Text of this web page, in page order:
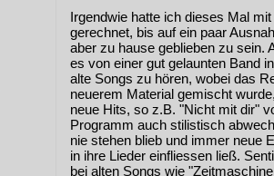
Irgendwie hatte ich dieses Mal
gerechnet, bis auf ein paar
aber zu hause geblieben zu sein.
es von einer gut gelaunten Band
alte Songs zu hören, wobei das
neuerem Material gemischt
neue Hits, so z.B. "Nicht mit dir"
Programm auch stilistisch
nie stehen blieb und immer neue
in ihre Lieder einfliessen ließ.
bei alten Songs wie